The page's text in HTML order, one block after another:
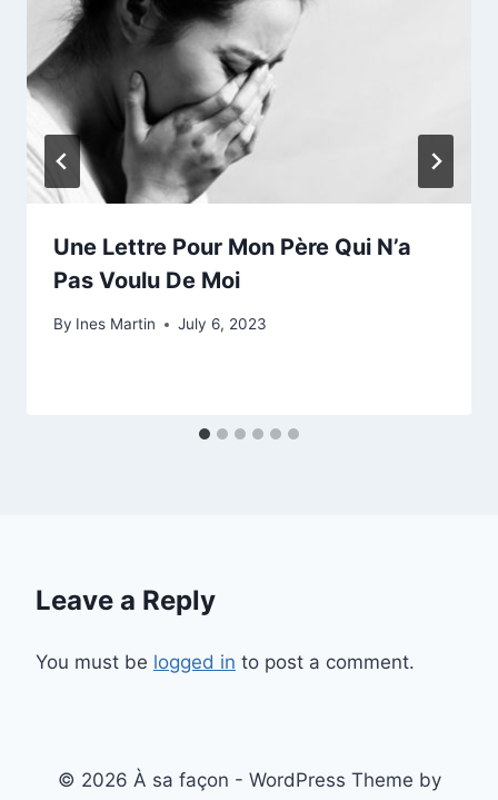
Une Lettre Pour Mon Père Qui N’a
Pas Voulu De Moi
By Ines Martin July 6, 2023
Leave a Reply
You must be logged in to post a comment.
© 2026 À sa façon - WordPress Theme by